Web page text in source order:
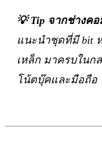
💡 Tip จากช่างคอ
แนะนำชุดที่มี bit
เหล็ก มาครบในก
โน้ตบุ๊คและมือถือ